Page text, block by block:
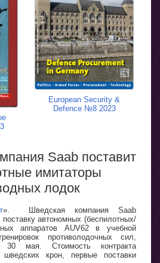
European Security &
Defence №8 2023
Saab поставит
имитаторы
лодок
». Шведская компания Saab
поставку автономных (беспилотных/
аппаратов AUV62 в учебной
противолодочных сил,
30 мая. Стоимость контракта
крон, первые поставки